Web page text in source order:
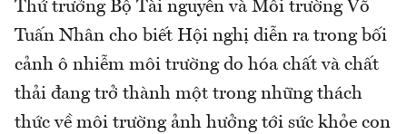
Thứ trưởng Bộ Tài nguyên và Môi trường Võ
Tuấn Nhân cho biết Hội nghị diễn ra trong bối
cảnh ô nhiễm môi trường do hóa chất và chất
thải đang trở thành một trong những thách
thức về môi trường ảnh hưởng tới sức khỏe con